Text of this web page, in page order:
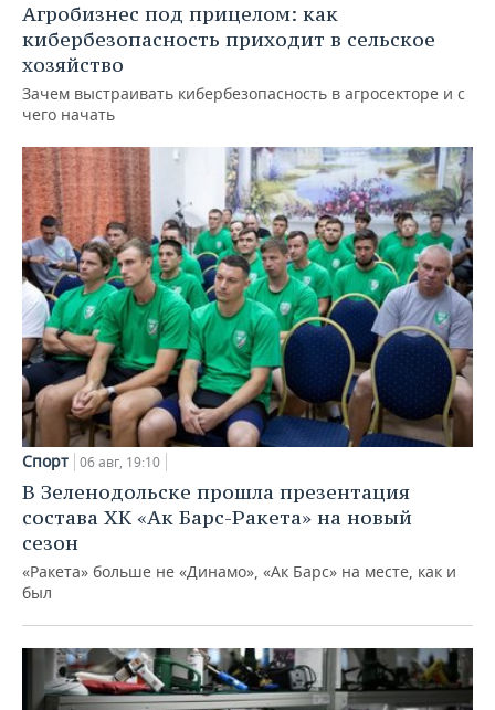
Агробизнес под прицелом: как
кибербезопасность приходит в сельское
хозяйство
Зачем выстраивать кибербезопасность в агросекторе и с
чего начать
Спорт 06 авг, 19:10
В Зеленодольске прошла презентация
состава ХК «Ак Барс-Ракета» на новый
сезон
«Ракета» больше не «Динамо», «Ак Барс» на месте, как и
был